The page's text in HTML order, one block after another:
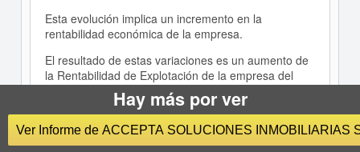
Esta evolución implica un incremento en la
rentabilidad económica de la empresa.
El resultado de estas variaciones es un aumento de
la Rentabilidad de Explotación de la empresa del
4,19 % en el periodo analizado, siendo igual al 14,66
% en el año 2023.
El Resultado Neto de la empresa creció un 4,98 %
entre 2022 y 2023.
Hay más por ver
Ver Informe de ACCEPTA SOLUCIONES INMOBILIARIAS